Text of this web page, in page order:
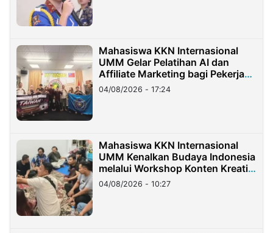
Mahasiswa KKN Internasional
UMM Gelar Pelatihan AI dan
Affiliate Marketing bagi Pekerja
Migran Indonesia di Taiwan
04/08/2026 - 17:24
Mahasiswa KKN Internasional
UMM Kenalkan Budaya Indonesia
melalui Workshop Konten Kreatif
di Taiwan
04/08/2026 - 10:27